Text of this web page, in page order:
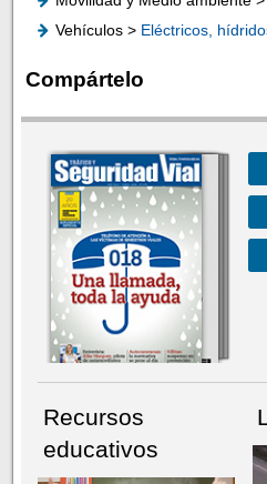
Vehículos > Eléctricos,
Compártelo
Recursos
educativos